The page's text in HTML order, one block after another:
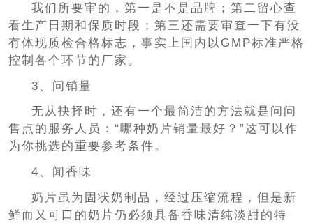
我们所要审的，第一是不是品牌；第二留心查
看生产日期和保质时段；第三还需要审查一下有没
有体现质检合格标志，事实上国内以GMP标准严格
控制各个环节的厂家。
3、问销量
无从抉择时，还有一个最简洁的方法就是问问
售点的服务人员：“哪种奶片销量最好？”这可以作
为你挑选的重要参考条件。
4、闻香味
奶片虽为固状奶制品，经过压缩流程，但是新
鲜而又可口的奶片仍必须具备香味清纯淡甜的特